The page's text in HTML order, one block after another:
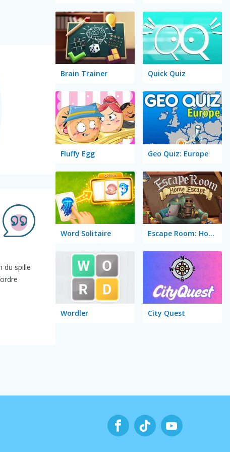
du spille
Brain Trainer Quick Quiz
Fluffy Egg Geo Quiz: Europe
Word Solitaire Escape Room: Home Escape
Wordler City Quest